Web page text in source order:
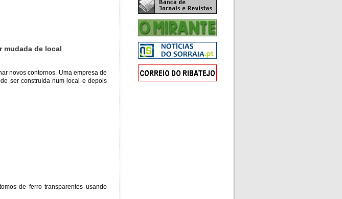
mudada de local
novos contornos. Uma empresa de
ser construída num local e depois
de ferro transparentes usando